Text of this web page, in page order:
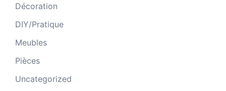
Décoration
DIY/Pratique
Meubles
Pièces
Uncategorized